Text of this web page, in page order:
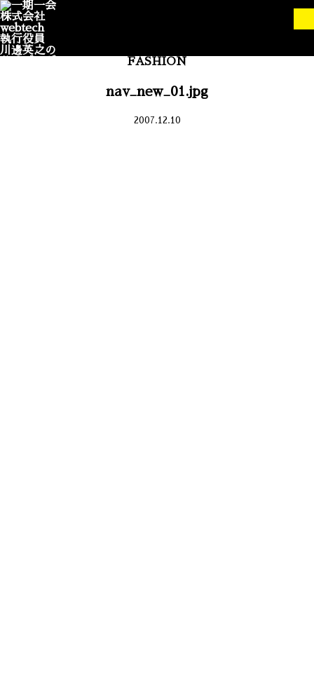
FASHION
nav_new_01.jpg
2007.12.10